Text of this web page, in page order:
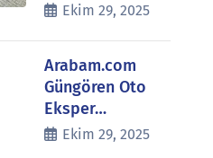
Ekim 29, 2025
Arabam.com
Güngören Oto
Eksper…
Ekim 29, 2025